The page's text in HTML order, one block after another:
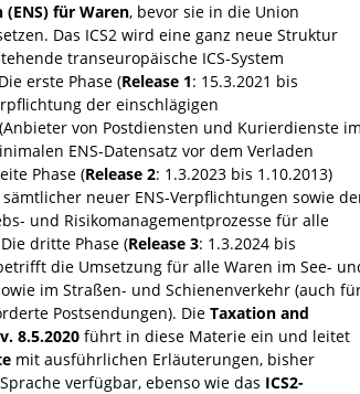
(ENS) für Waren, bevor sie in die Union
Das ICS2 wird eine ganz neue Struktur
transeuropäische ICS-System
erste Phase (Release 1: 15.3.2021 bis
der einschlägigen
von Postdiensten und Kurierdienste im
ENS-Datensatz vor dem Verladen
Phase (Release 2: 1.3.2023 bis 1.10.2013)
neuer ENS-Verpflichtungen sowie
und Risikomanagementprozesse für alle
dritte Phase (Release 3: 1.3.2024 bis
die Umsetzung für alle Waren im See-
im Straßen- und Schienenverkehr (auch
Postsendungen). Die Taxation and
8.5.2020 führt in diese Materie ein und leitet
mit ausführlichen Erläuterungen, bisher
verfügbar, ebenso wie das ICS2-